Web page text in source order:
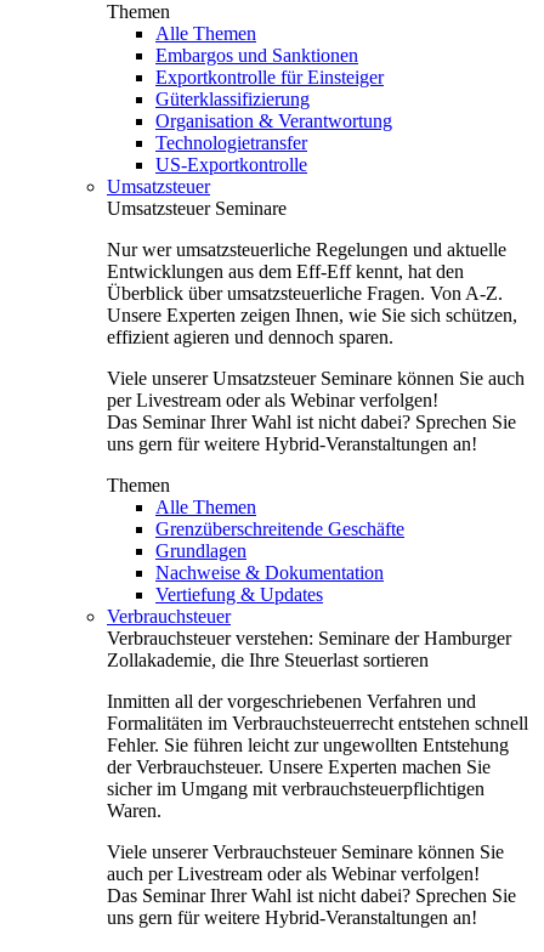
Themen
Alle Themen
Embargos und Sanktionen
Exportkontrolle für Einsteiger
Güterklassifizierung
Organisation & Verantwortung
Technologietransfer
US-Exportkontrolle
Umsatzsteuer
Umsatzsteuer Seminare
Nur wer umsatzsteuerliche Regelungen und aktuelle
Entwicklungen aus dem Eff-Eff kennt, hat den
Überblick über umsatzsteuerliche Fragen. Von A-Z.
Unsere Experten zeigen Ihnen, wie Sie sich schützen,
effizient agieren und dennoch sparen.
Viele unserer Umsatzsteuer Seminare können Sie auch
per Livestream oder als Webinar verfolgen!
Das Seminar Ihrer Wahl ist nicht dabei? Sprechen Sie
uns gern für weitere Hybrid-Veranstaltungen an!
Themen
Alle Themen
Grenzüberschreitende Geschäfte
Grundlagen
Nachweise & Dokumentation
Vertiefung & Updates
Verbrauchsteuer
Verbrauchsteuer verstehen: Seminare der Hamburger
Zollakademie, die Ihre Steuerlast sortieren
Inmitten all der vorgeschriebenen Verfahren und
Formalitäten im Verbrauchsteuerrecht entstehen schnell
Fehler. Sie führen leicht zur ungewollten Entstehung
der Verbrauchsteuer. Unsere Experten machen Sie
sicher im Umgang mit verbrauchsteuerpflichtigen
Waren.
Viele unserer Verbrauchsteuer Seminare können Sie
auch per Livestream oder als Webinar verfolgen!
Das Seminar Ihrer Wahl ist nicht dabei? Sprechen Sie
uns gern für weitere Hybrid-Veranstaltungen an!